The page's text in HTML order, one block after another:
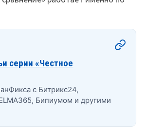
серии «Честное
с Битрикс24,
Бипиумом и другими